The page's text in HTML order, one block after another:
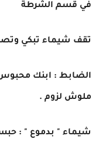
في قسم الشرطة
تقف شيماء تبكي
الضابط : ابنك
ملوش لزوم .
شيماء " بدموع " :